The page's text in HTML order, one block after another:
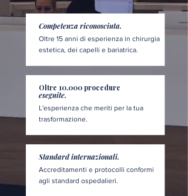
Competenza riconosciuta.
Oltre 15 anni di esperienza in chirurgia
estetica, dei capelli e bariatrica.
Oltre 10.000 procedure
eseguite.
L'esperienza che meriti per la tua
trasformazione.
Standard internazionali.
Accreditamenti e protocolli conformi
agli standard ospedalieri.